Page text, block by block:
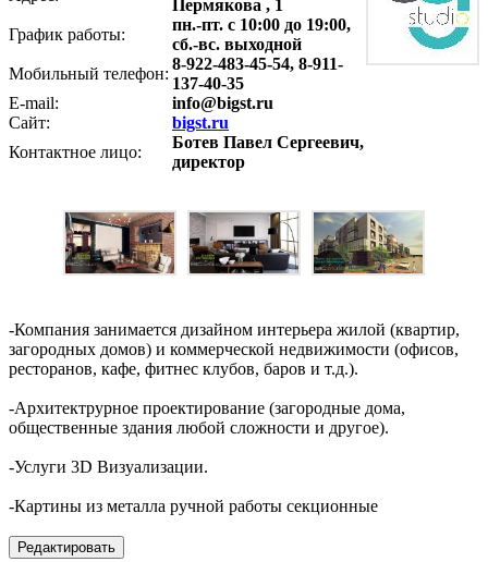
Пермякова , 1
График работы:
пн.-пт. с 10:00 до 19:00,
сб.-вс. выходной
Мобильный телефон:
8-922-483-45-54, 8-911-
137-40-35
E-mail:
info@bigst.ru
Сайт:
bigst.ru
Контактное лицо:
Ботев Павел Сергеевич,
директор
-Компания занимается дизайном интерьера жилой (квартир,
загородных домов) и коммерческой недвижимости (офисов,
ресторанов, кафе, фитнес клубов, баров и т.д.).
-Архитектрурное проектирование (загородные дома,
общественные здания любой сложности и другое).
-Услуги 3D Визуализации.
-Картины из металла ручной работы секционные